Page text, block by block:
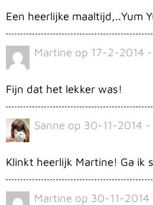
Een heerlijke maaltijd,..Yum
Martine op 17-2-2014
Fijn dat het lekker was!
Sanne op 30-11-2014 -
Klinkt heerlijk Martine! Ga ik
Martine op 30-11-2014